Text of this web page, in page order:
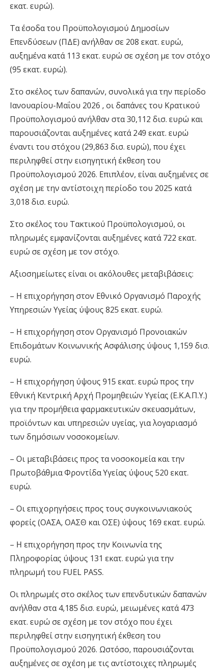
εκατ. ευρώ).
Τα έσοδα του Προϋπολογισμού Δημοσίων
Επενδύσεων (ΠΔΕ) ανήλθαν σε 208 εκατ. ευρώ,
αυξημένα κατά 113 εκατ. ευρώ σε σχέση με τον στόχο
(95 εκατ. ευρώ).
Στο σκέλος των δαπανών, συνολικά για την περίοδο
Ιανουαρίου-Μαΐου 2026 , οι δαπάνες του Κρατικού
Προϋπολογισμού ανήλθαν στα 30,112 δισ. ευρώ και
παρουσιάζονται αυξημένες κατά 249 εκατ. ευρώ
έναντι του στόχου (29,863 δισ. ευρώ), που έχει
περιληφθεί στην εισηγητική έκθεση του
Προϋπολογισμού 2026. Επιπλέον, είναι αυξημένες σε
σχέση με την αντίστοιχη περίοδο του 2025 κατά
3,018 δισ. ευρώ.
Στο σκέλος του Τακτικού Προϋπολογισμού, οι
πληρωμές εμφανίζονται αυξημένες κατά 722 εκατ.
ευρώ σε σχέση με τον στόχο.
Αξιοσημείωτες είναι οι ακόλουθες μεταβιβάσεις:
– Η επιχορήγηση στον Εθνικό Οργανισμό Παροχής
Υπηρεσιών Υγείας ύψους 825 εκατ. ευρώ.
– Η επιχορήγηση στον Οργανισμό Προνοιακών
Επιδομάτων Κοινωνικής Ασφάλισης ύψους 1,159 δισ.
ευρώ.
– Η επιχορήγηση ύψους 915 εκατ. ευρώ προς την
Εθνική Κεντρική Αρχή Προμηθειών Υγείας (Ε.Κ.Α.Π.Υ.)
για την προμήθεια φαρμακευτικών σκευασμάτων,
προϊόντων και υπηρεσιών υγείας, για λογαριασμό
των δημόσιων νοσοκομείων.
– Οι μεταβιβάσεις προς τα νοσοκομεία και την
Πρωτοβάθμια Φροντίδα Υγείας ύψους 520 εκατ.
ευρώ.
– Οι επιχορηγήσεις προς τους συγκοινωνιακούς
φορείς (ΟΑΣΑ, ΟΑΣΘ και ΟΣΕ) ύψους 169 εκατ. ευρώ.
– Η επιχορήγηση προς την Κοινωνία της
Πληροφορίας ύψους 131 εκατ. ευρώ για την
πληρωμή του FUEL PASS.
Οι πληρωμές στο σκέλος των επενδυτικών δαπανών
ανήλθαν στα 4,185 δισ. ευρώ, μειωμένες κατά 473
εκατ. ευρώ σε σχέση με τον στόχο που έχει
περιληφθεί στην εισηγητική έκθεση του
Προϋπολογισμού 2026. Ωστόσο, παρουσιάζονται
αυξημένες σε σχέση με τις αντίστοιχες πληρωμές